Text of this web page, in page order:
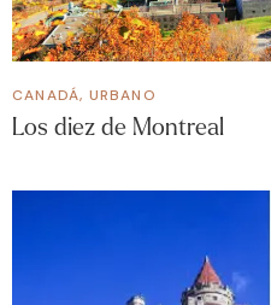
CANADÁ, URBANO
Los diez de Montreal